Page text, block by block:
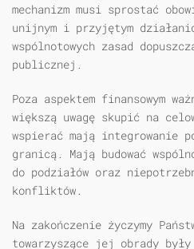
mechanizm musi sprostać
unijnym i przyjętym
wspólnotowych zasad
publicznej.
Poza aspektem finansowym
większą uwagę skupić na
wspierać mają integrowanie
granicą. Mają budować
do podziałów oraz
konfliktów.
Na zakończenie życzymy
towarzyszące jej obrady